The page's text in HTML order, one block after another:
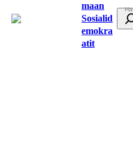
maan
Sosialid
emokra
atit
t